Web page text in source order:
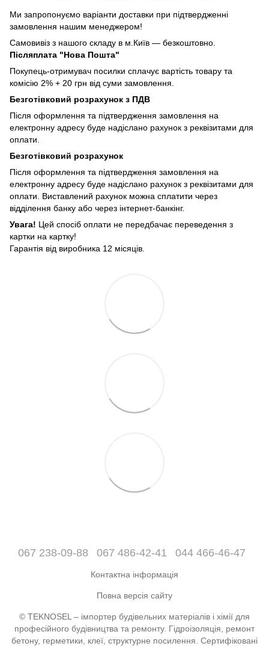
Ми запропонуємо варіанти доставки при підтвердженні
замовлення нашим менеджером!
Самовивіз з нашого складу в м.Київ — безкоштовно.
Післяплата "Нова Пошта"
Покупець-отримувач посилки сплачує вартість товару та
комісію 2% + 20 грн від суми замовлення.
Безготівковий розрахунок з ПДВ
Після оформлення та підтвердження замовлення на
електронну адресу буде надіслано рахунок з реквізитами для
оплати.
Безготівковий розрахунок
Після оформлення та підтвердження замовлення на
електронну адресу буде надіслано рахунок з реквізитами для
оплати. Виставлений рахунок можна сплатити через
відділення банку або через інтернет-банкінг.
Увага! Цей спосіб оплати не передбачає переведення з
картки на картку!
Гарантія від виробника 12 місяців.
067 238-09-88 067 486-42-41 044 466-46-47
Контактна інформація
Повна версія сайту
© TEKNOSEL – імпортер будівельних матеріалів і хімії для
професійного будівництва та ремонту. Гідроізоляція, ремонт
бетону, герметики, клеї, структурне посилення. Сертифіковані